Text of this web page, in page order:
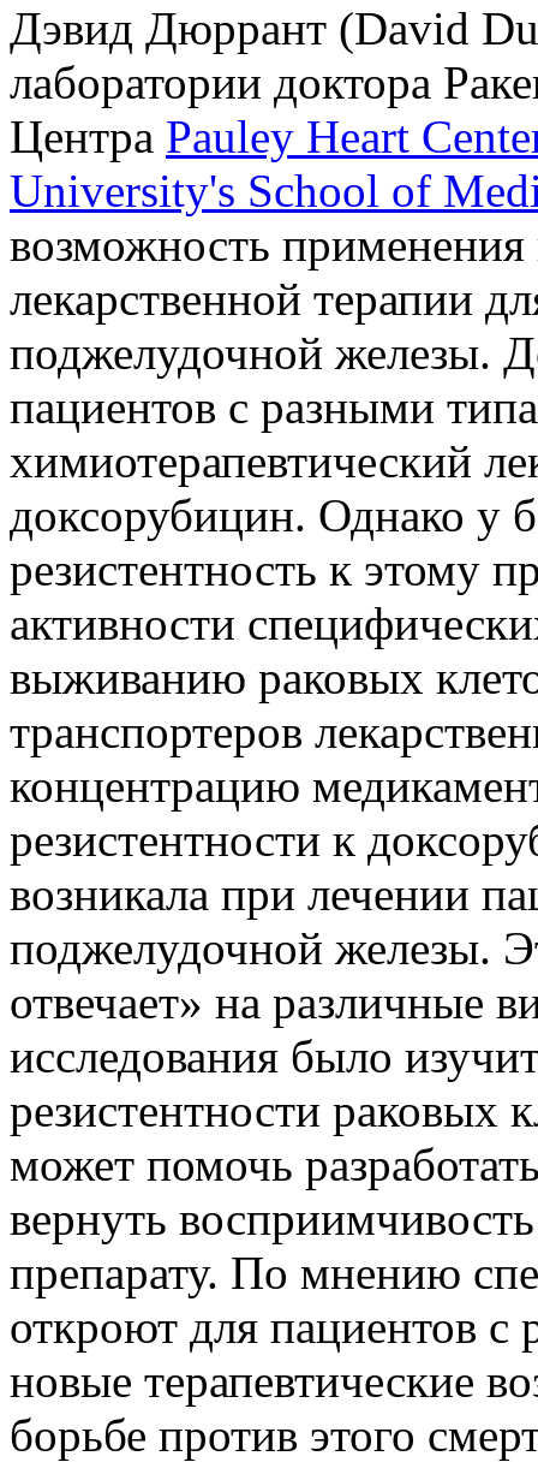
Дэвид Дюррант (David
лаборатории доктора
Центра Pauley Heart
University's School of
возможность
лекарственной терапии
поджелудочной железы.
пациентов с разными
химиотерапевтический
доксорубицин. Однако у
резистентность к этому
активности
выживанию раковых
транспортеров
концентрацию
резистентности к
возникала при лечении
поджелудочной железы.
отвечает» на различные
исследования было
резистентности раковых
может помочь
вернуть
препарату. По мнению
откроют для пациентов с
новые терапевтические
борьбе против этого